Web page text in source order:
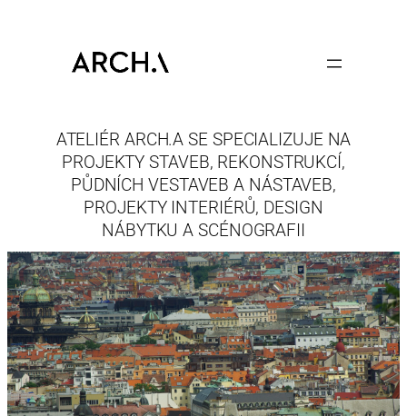
ATELIÉR ARCH.A SE SPECIALIZUJE NA
PROJEKTY STAVEB, REKONSTRUKCÍ,
PŮDNÍCH VESTAVEB A NÁSTAVEB,
PROJEKTY INTERIÉRŮ, DESIGN
NÁBYTKU A SCÉNOGRAFII